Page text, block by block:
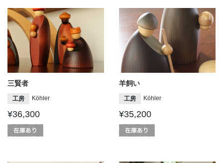
三賢者
工房 Köhler
¥36,300
羊飼い
工房 Köhler
¥35,200